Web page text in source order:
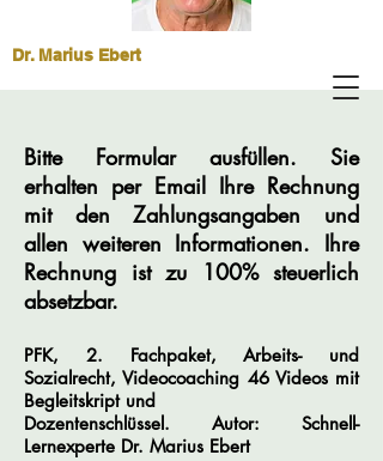
Dr. Marius Ebert
Bitte Formular ausfüllen. Sie
erhalten per Email Ihre Rechnung
mit den Zahlungsangaben und
allen weiteren Informationen. Ihre
Rechnung ist zu 100% steuerlich
absetzbar.
PFK, 2. Fachpaket, Arbeits- und
Sozialrecht, Videocoaching 46 Videos mit
Begleitskript und
Dozentenschlüssel.
Autor: Schnell-
Lernexperte Dr. Marius Ebert